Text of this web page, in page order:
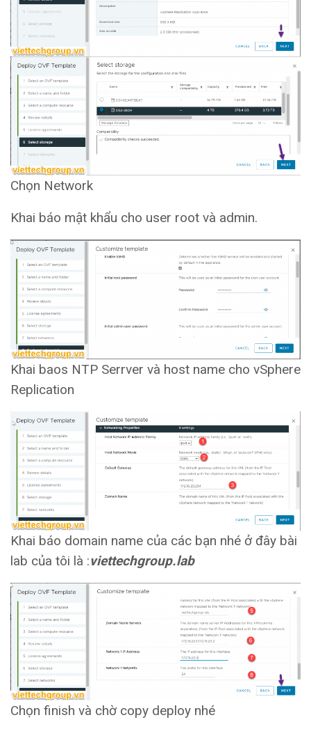
Chọn Network
Khai báo mật khẩu cho user root và admin.
Khai baos NTP Serrver và host name cho vSphere
Replication
Khai báo domain name của các bạn nhé ở đây bài
lab của tôi là :viettechgroup.lab
Chọn finish và chờ copy deploy nhé